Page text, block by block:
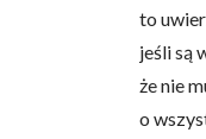
to
jeśli są
że nie
o